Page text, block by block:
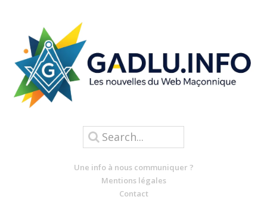
Une info à nous communiquer ?
Mentions légales
Contact